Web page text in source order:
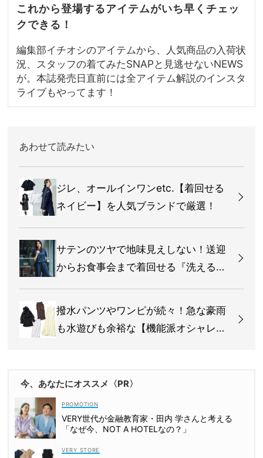
これから登場するアイテムがいち早くチェッ
クできる！
編集部イチオシのアイテムから、人気商品の入荷状
況、スタッフの着てみたSNAPと見逃せないNEWS
が。本誌発売日直前には全アイテム解説のインスタ
ライブもやってます！
あわせて読みたい
ジレ、オールインワンetc.【着回せる
ネイビー】を人気ブランドで厳選！
サテンのツヤで地味見えしない！送迎
からお食事会まで着回せる『洗えるセ
撥水パンツやワンピが続々！急な豪雨
も水遊びも余裕な【機能派オシャレ】
今、あなたにオススメ〈PR〉
VERY世代が金融教育家・田内 学さんと考える
「なぜ今、NOT A HOTELなの？」
VERY STORE